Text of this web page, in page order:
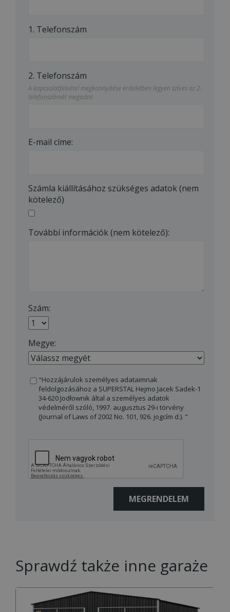
1. Telefonszám
2. Telefonszám
A kapcsolatfelvétel megkönnyítése érdekében legyen szíves az 2.
telefonszámát megadni:
E-mail címe:
Számla kiállításához szükséges adatok (nem
kötelező)
Továbbí információk (nem kötelező):
Szám:
Megye:
"Hozzájárulok személyes adataimnak
feldolgozásához a SUPERSTAL Hejmo Jacek Sadek-1
34-620 Jodłownik által a személyes adatok
védelméről szóló, 1997. augusztus 29-i törvény
(Journal of Laws of 2002 No. 101, 926. jogcím d.). "
Sprawdź także inne garaże